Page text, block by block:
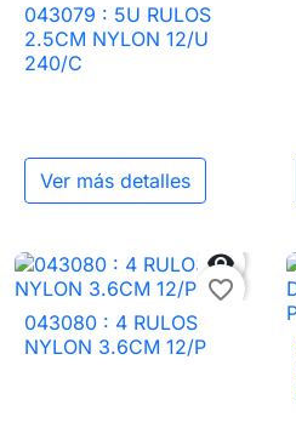
043079 : 5U RULOS
2.5CM NYLON 12/U
240/C
Ver más detalles

favorite_border
043080 : 4 RULOS
NYLON 3.6CM 12/P